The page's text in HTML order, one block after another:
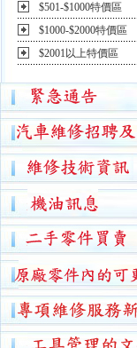
$501-$1000特價區
$1000-$2000特價區
$2001以上特價區